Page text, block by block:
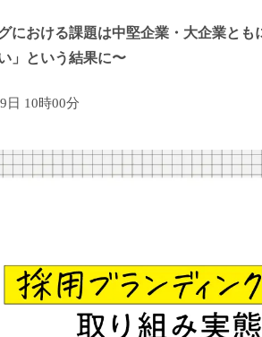
における課題は中堅企業・大企業とも
」という結果に〜
日 10時00分